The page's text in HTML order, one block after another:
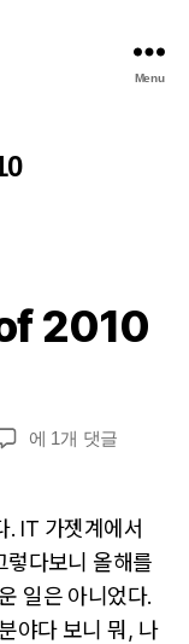
Menu
2010
Top
of
2010
(한
국
어)
에 1개 댓글
. IT 가젯계에서
렇다보니 올해를
일은 아니었다.
야다 보니 뭐, 나